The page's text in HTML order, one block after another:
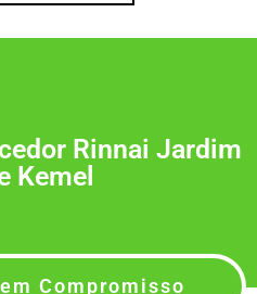
Rinnai Jardim
Kemel
Compromisso